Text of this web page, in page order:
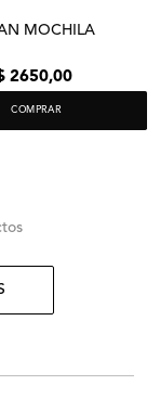
MOCHILA
2650,00
COMPRAR